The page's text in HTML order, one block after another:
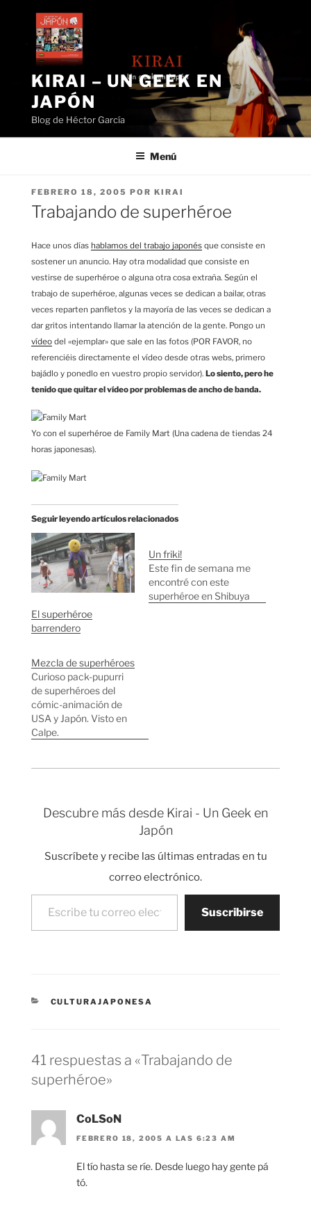
contenido
KIRAI – UN GEEK EN
JAPÓN
Blog de Héctor García
Menú
PUBLICADO
EL
FEBRERO 18, 2005 POR KIRAI
Trabajando de superhéroe
Hace unos días hablamos del trabajo japonés que consiste en
sostener un anuncio. Hay otra modalidad que consiste en
vestirse de superhéroe o alguna otra cosa extraña. Según el
trabajo de superhéroe, algunas veces se dedican a bailar, otras
veces reparten panfletos y la mayoría de las veces se dedican a
dar gritos intentando llamar la atención de la gente. Pongo un
vídeo del «ejemplar» que sale en las fotos (POR FAVOR, no
referenciéis directamente el vídeo desde otras webs, primero
bajádlo y ponedlo en vuestro propio servidor). Lo siento, pero he
tenido que quitar el vídeo por problemas de ancho de banda.
Yo con el superhéroe de Family Mart (Una cadena de tiendas 24
horas japonesas).
Seguir leyendo artículos relacionados
El superhéroe
barrendero
Un friki!
Este fin de semana me
encontré con este
superhéroe en Shibuya
Mezcla de superhéroes
Curioso pack-pupurri
de superhéroes del
cómic-animación de
USA y Japón. Visto en
Calpe.
Descubre más desde Kirai - Un Geek en
Japón
Suscríbete y recibe las últimas entradas en tu
correo electrónico.
Escribe tu correo electrónico…
Suscribirse
CATEGORÍAS
CULTURAJAPONESA
41 respuestas a «Trabajando de
superhéroe»
CoLSoN
FEBRERO 18, 2005 A LAS 6:23 AM
El tío hasta se ríe. Desde luego hay gente pá
tó.